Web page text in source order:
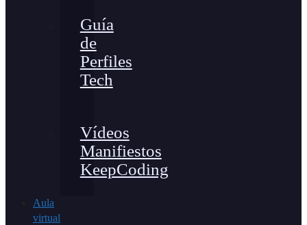
Guía
de
Perfiles
Tech
Vídeos
Manifiestos
KeepCoding
Aula
virtual